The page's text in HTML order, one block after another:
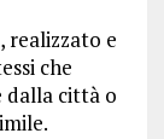
realizzato e
che
dalla città o